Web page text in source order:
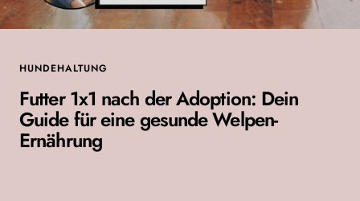
HUNDEHALTUNG
Futter 1x1 nach der Adoption: Dein
Guide für eine gesunde Welpen-
Ernährung